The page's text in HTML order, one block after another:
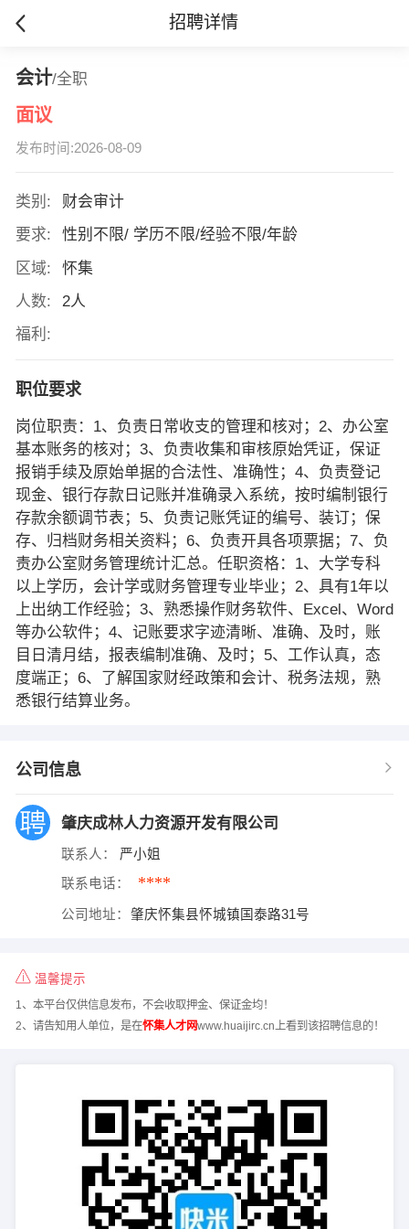
招聘详情
会计/全职
面议
发布时间:2026-08-09
类别:
财会审计
要求:
性别不限/ 学历不限/经验不限/年龄
区域:
怀集
人数:
2人
福利:
职位要求
岗位职责：1、负责日常收支的管理和核对；2、办公室
基本账务的核对；3、负责收集和审核原始凭证，保证
报销手续及原始单据的合法性、准确性；4、负责登记
现金、银行存款日记账并准确录入系统，按时编制银行
存款余额调节表；5、负责记账凭证的编号、装订；保
存、归档财务相关资料；6、负责开具各项票据；7、负
责办公室财务管理统计汇总。任职资格：1、大学专科
以上学历，会计学或财务管理专业毕业；2、具有1年以
上出纳工作经验；3、熟悉操作财务软件、Excel、Word
等办公软件；4、记账要求字迹清晰、准确、及时，账
目日清月结，报表编制准确、及时；5、工作认真，态
度端正；6、了解国家财经政策和会计、税务法规，熟
悉银行结算业务。
公司信息
肇庆成林人力资源开发有限公司
联系人： 严小姐
联系电话： ****
公司地址： 肇庆怀集县怀城镇国泰路31号
温馨提示
1、本平台仅供信息发布，不会收取押金、保证金均！
2、请告知用人单位，是在怀集人才网www.huaijirc.cn上看到该招聘信息的！